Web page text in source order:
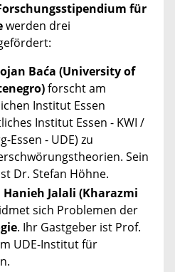
für
werden drei
Baća (University of
forscht am
Institut Essen
Institut Essen - KWI /
Essen - UDE) zu
Sein
Dr. Stefan Höhne.
Hanieh Jalali (Kharazmi
sich Problemen der
. Ihr Gastgeber ist Prof.
UDE-Institut für